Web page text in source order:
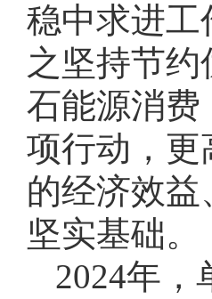
稳中求进工
之坚持节
石能源消费
项行动，更
的经济效
坚实基础。
2024年